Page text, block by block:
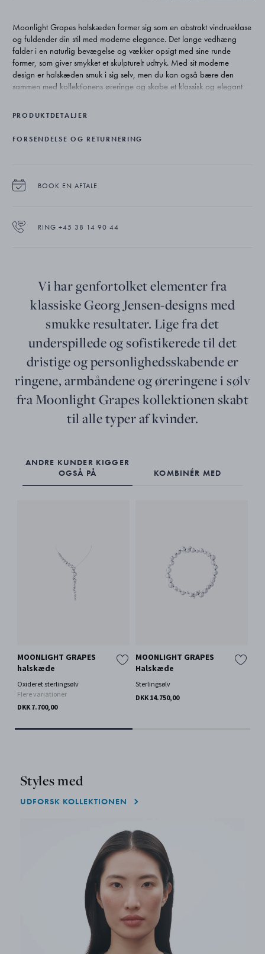
Moonlight Grapes halskæden former sig som en abstrakt vindrueklase
og fuldender din stil med moderne elegance. Det lange vedhæng
falder i en naturlig bevægelse og vækker opsigt med sine runde
former, som giver smykket et skulpturelt udtryk. Med sit moderne
design er halskæden smuk i sig selv, men du kan også bære den
sammen med kollektionens øreringe og skabe et klassisk og elegant
Den ikoniske Moonlight Grapes kollektion er inspirereret af et
elegante halskæder, øreringe og armbånd klæder kvinder i alle aldre,
Moonlight Grapes vedhænget er udført i oxideret sterlingsølv.
Vedhænget hænger i en 45 centimeter lang kæde, og kædens
PRODUKTDETALJER
FORSENDELSE OG RETURNERING
BOOK EN AFTALE
RING +45 38 14 90 44
Vi har genfortolket elementer fra
klassiske Georg Jensen-designs med
smukke resultater. Lige fra det
underspillede og sofistikerede til det
dristige og personlighedsskabende er
ringene, armbåndene og øreringene i sølv
fra Moonlight Grapes kollektionen skabt
til alle typer af kvinder.
ANDRE KUNDER KIGGER
OGSÅ PÅ
KOMBINÉR MED
MOONLIGHT GRAPES
halskæde
Oxideret sterlingsølv
Flere variationer
DKK 7.700,00
MOONLIGHT GRAPES
Halskæde
Sterlingsølv
DKK 14.750,00
Styles med
UDFORSK KOLLEKTIONEN